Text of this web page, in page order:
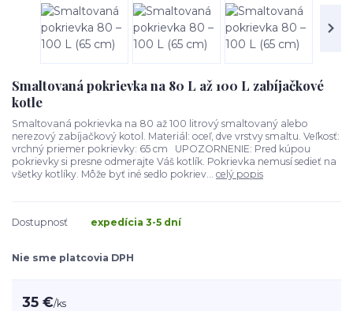
Smaltovaná pokrievka na 80 L až 100 L zabíjačkové
kotle
Smaltovaná pokrievka na 80 až 100 litrový smaltovaný alebo
nerezový zabíjačkový kotol. Materiál: oceľ, dve vrstvy smaltu. Veľkosť:
vrchný priemer pokrievky: 65 cm UPOZORNENIE: Pred kúpou
pokrievky si presne odmerajte Váš kotlík. Pokrievka nemusí sedieť na
všetky kotlíky. Môže byť iné sedlo pokriev... celý popis
Dostupnosť expedícia 3-5 dní
Nie sme platcovia DPH
35 €/ks